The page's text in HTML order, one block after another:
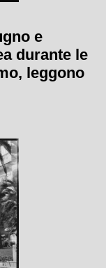
e
durante le
leggono